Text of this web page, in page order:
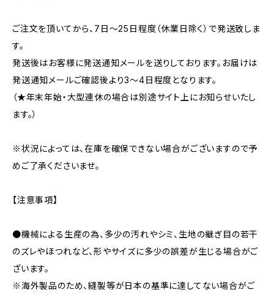
ご注文を頂いてから、7日〜25日程度（休業日除く）で発送致しま
す。
発送後はお客様に発送通知メールを送りしております。お届けは
発送通知メールご確認後より3〜4日程度となります。
（★年末年始・大型連休の場合は別途サイト上にお知らせいたし
ます。）
※状況によっては、在庫を確保できない場合がございますので予
めご了承くださいませ。
【注意事項】
●機械による生産の為、多少の汚れやシミ、生地の継ぎ目の若干
のズレやほつれなど、形やサイズに多少の誤差が生じる場合がご
ざいます。
※海外製品のため、縫製等が日本の基準に達してない場合がご